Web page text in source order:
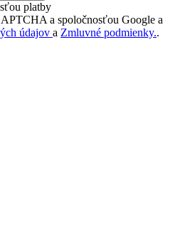
platby
a spoločnosťou Google a
údajov a Zmluvné podmienky..